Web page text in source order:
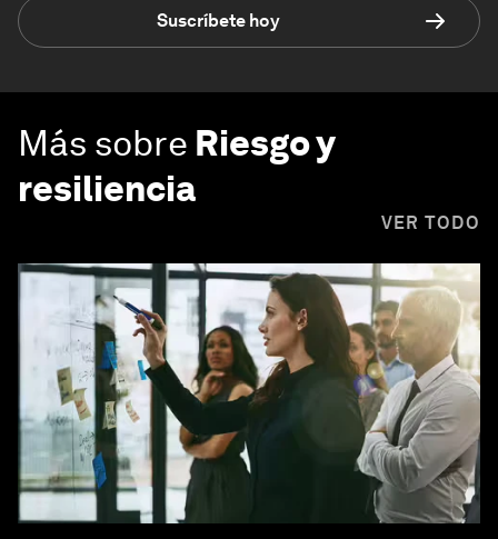
Suscríbete hoy
Más sobre Riesgo y
resiliencia
VER TODO